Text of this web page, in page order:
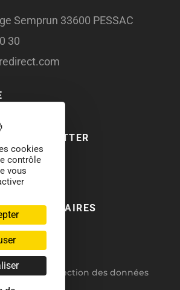
Semprun 33600 PESSAC
30
NEWSLETTER
ET PARTENAIRES
de protection des données
cookies
contrôle
vous